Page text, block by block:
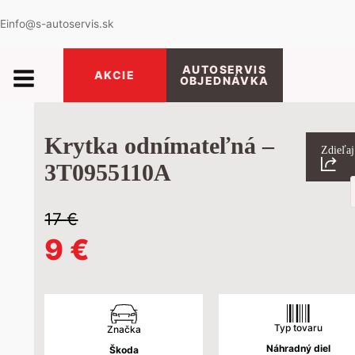
Einfo@s-autoservis.sk
AKCIE
AUTOSERVIS
OBJEDNÁVKA
Krytka odnímateľná –
3T0955110A
Zdieľaj
17€
Pôvodná
cena
bola:
9 €
cena
je:
Značka
Škoda
Typ tovaru
Náhradný diel